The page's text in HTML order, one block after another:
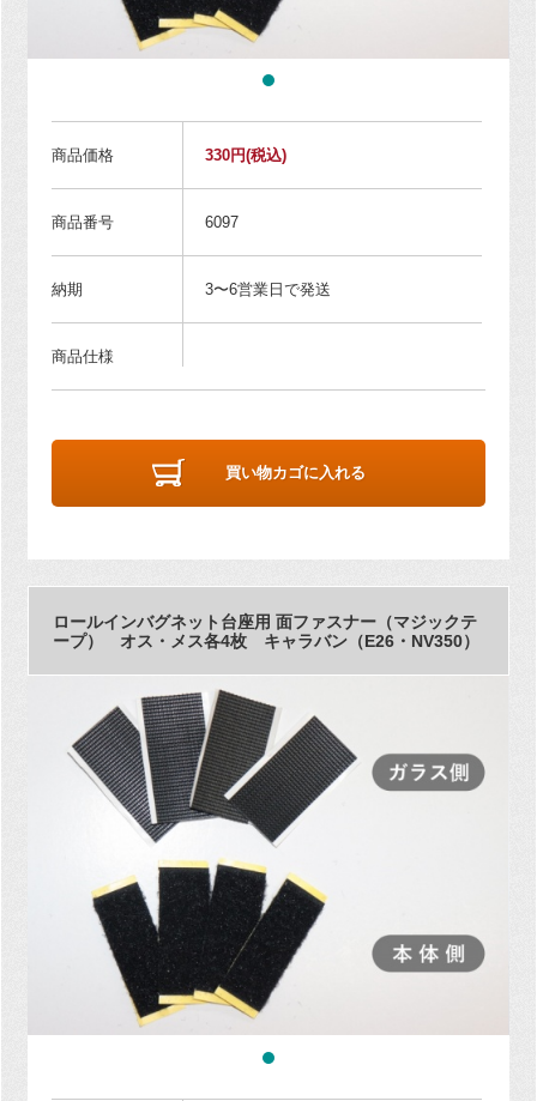
商品価格 330円(税込)
商品番号 6097
納期 3〜6営業日で発送
商品仕様
買い物カゴに入れる
ロールインバグネット台座用 面ファスナー（マジックテ
ープ） オス・メス各4枚 キャラバン（E26・NV350）